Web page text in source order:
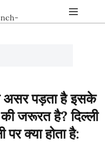
असर पड़ता है इसके
जरूरत है? दिल्ली
पर क्या होता है: